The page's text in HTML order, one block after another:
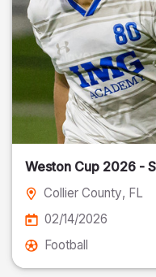
Weston Cup 2026 -
Collier County, FL
02/14/2026
Football